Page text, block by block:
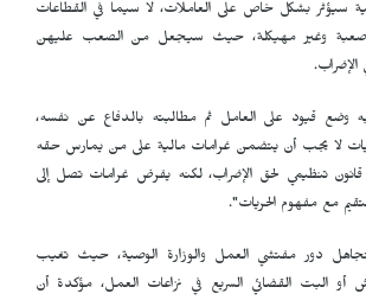
سيؤثر بشكل خاص على العاملات، لا سيما في القطاعات
صعبة وغير مهيكلة، حيث سيجعل من الصعب عليهن
الإضراب.
وضع قيود على العامل ثم مطالبته بالدفاع عن نفسه،
لا يجب أن يتضمن غرامات مالية على من يمارس حقه
قانون تنظيمي لحق الإضراب، لكنه يفرض غرامات تصل إلى
مع مفهوم الحريات".
دور مفتشي العمل والوزارة الوصية، حيث تغيب
أو البت القضائي السريع في نزاعات العمل، مؤكدة أن